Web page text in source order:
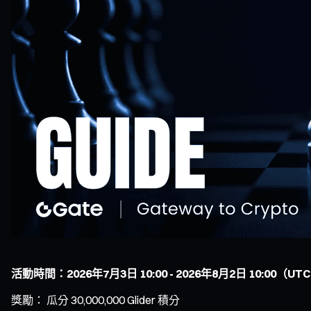
活動時間：2026年7月3日 10:00 - 2026年8月2日 10:00（
獎勵： 瓜分 30,000,000 Glider 積分